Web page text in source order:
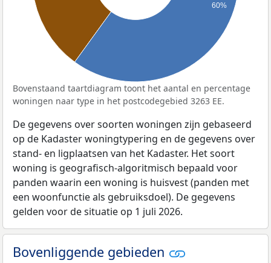
60%
Bovenstaand taartdiagram toont het aantal en percentage
woningen naar type in het postcodegebied 3263 EE.
De gegevens over soorten woningen zijn gebaseerd
op de Kadaster woningtypering en de gegevens over
stand- en ligplaatsen van het Kadaster. Het soort
woning is geografisch-algoritmisch bepaald voor
panden waarin een woning is huisvest (panden met
een woonfunctie als gebruiksdoel). De gegevens
gelden voor de situatie op 1 juli 2026.
Bovenliggende gebieden